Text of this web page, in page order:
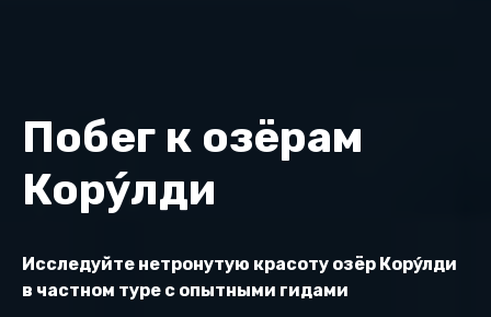
Побег к озёрам
Кору́лди
Исследуйте нетронутую красоту озёр Кору́лди
в частном туре с опытными гидами